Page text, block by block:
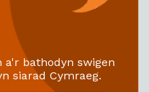
a'r bathodyn swigen
siarad Cymraeg.